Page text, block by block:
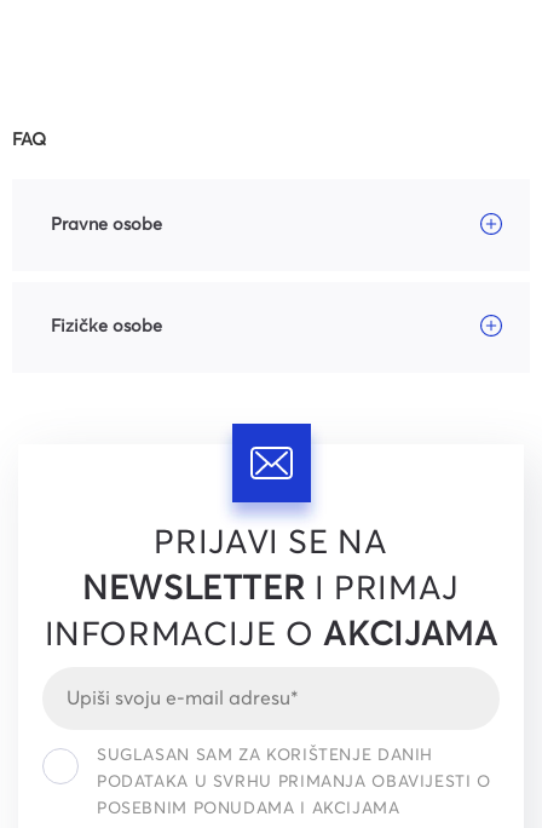
FAQ
Pravne osobe
Fizičke osobe
PRIJAVI SE NA
NEWSLETTER I PRIMAJ
INFORMACIJE OAKCIJAMA
SUGLASAN SAM ZA KORIŠTENJE DANIH
PODATAKA U SVRHU PRIMANJA OBAVIJESTI O
POSEBNIM PONUDAMA I AKCIJAMA